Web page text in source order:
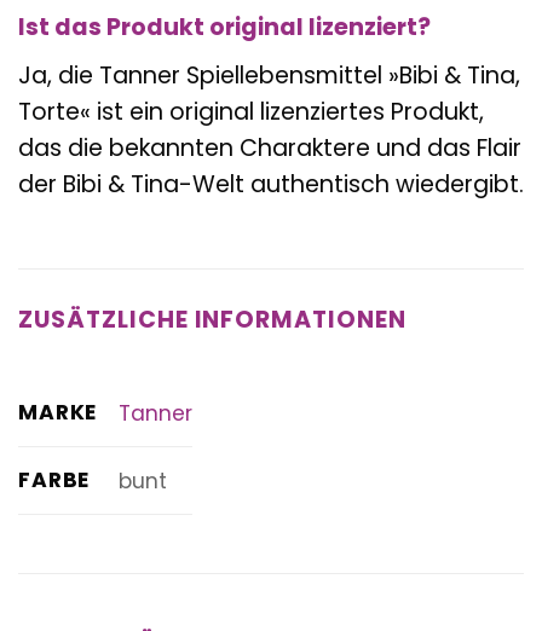
Ist das Produkt original lizenziert?
Ja, die Tanner Spiellebensmittel »Bibi & Tina,
Torte« ist ein original lizenziertes Produkt,
das die bekannten Charaktere und das Flair
der Bibi & Tina-Welt authentisch wiedergibt.
ZUSÄTZLICHE INFORMATIONEN
MARKE Tanner
FARBE bunt